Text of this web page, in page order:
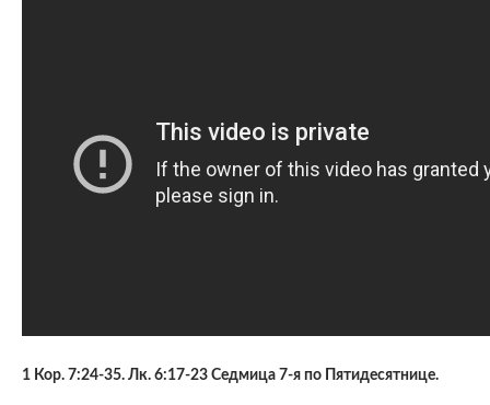
1 Кор. 7:24-35. Лк. 6:17-23 Седмица 7-я по Пятидесятнице.